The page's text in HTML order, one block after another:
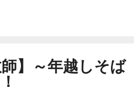
】～年越しそば